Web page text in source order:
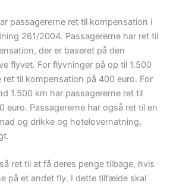
passagererne ret til kompensation i
261/2004. Passagererne har ret til
der er baseret på den
flyvet. For flyvninger på op til 1.500
ret til kompensation på 400 euro. For
1.500 km har passagererne ret til
euro. Passagererne har også ret til en
og drikke og hotelovernatning,
ret til at få deres penge tilbage, hvis
på et andet fly. I dette tilfælde skal